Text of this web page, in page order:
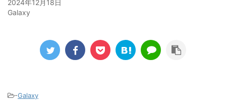
2024年12月18日
Galaxy
-Galaxy